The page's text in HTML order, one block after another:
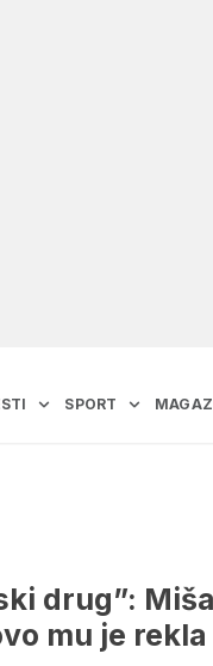
SPORT
drug”:
mu je